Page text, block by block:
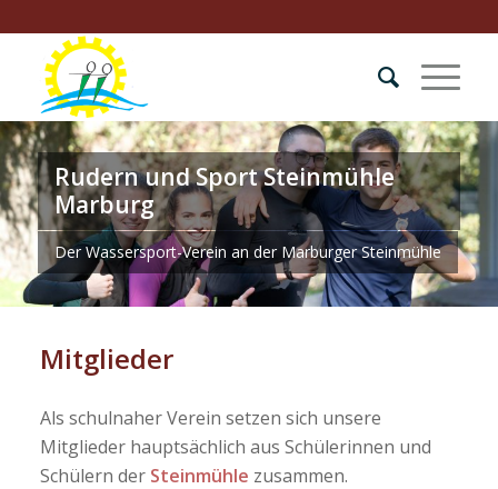
Rudern und Sport Steinmühle
Marburg
Der Wassersport-Verein an der Marburger Steinmühle
Mitglieder
Als schulnaher Verein setzen sich unsere
Mitglieder hauptsächlich aus Schülerinnen und
Schülern der Steinmühle zusammen.